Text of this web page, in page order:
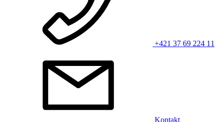
+421 37 69 224 11
Kontakt